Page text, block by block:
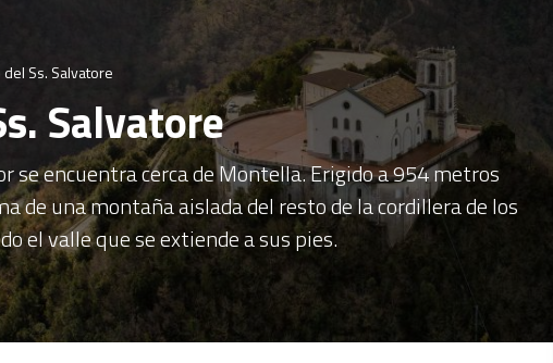
Ss. Salvatore
Salvatore
se encuentra cerca de Montella. Erigido a 954 metros
de una montaña aislada del resto de la cordillera de los
el valle que se extiende a sus pies.